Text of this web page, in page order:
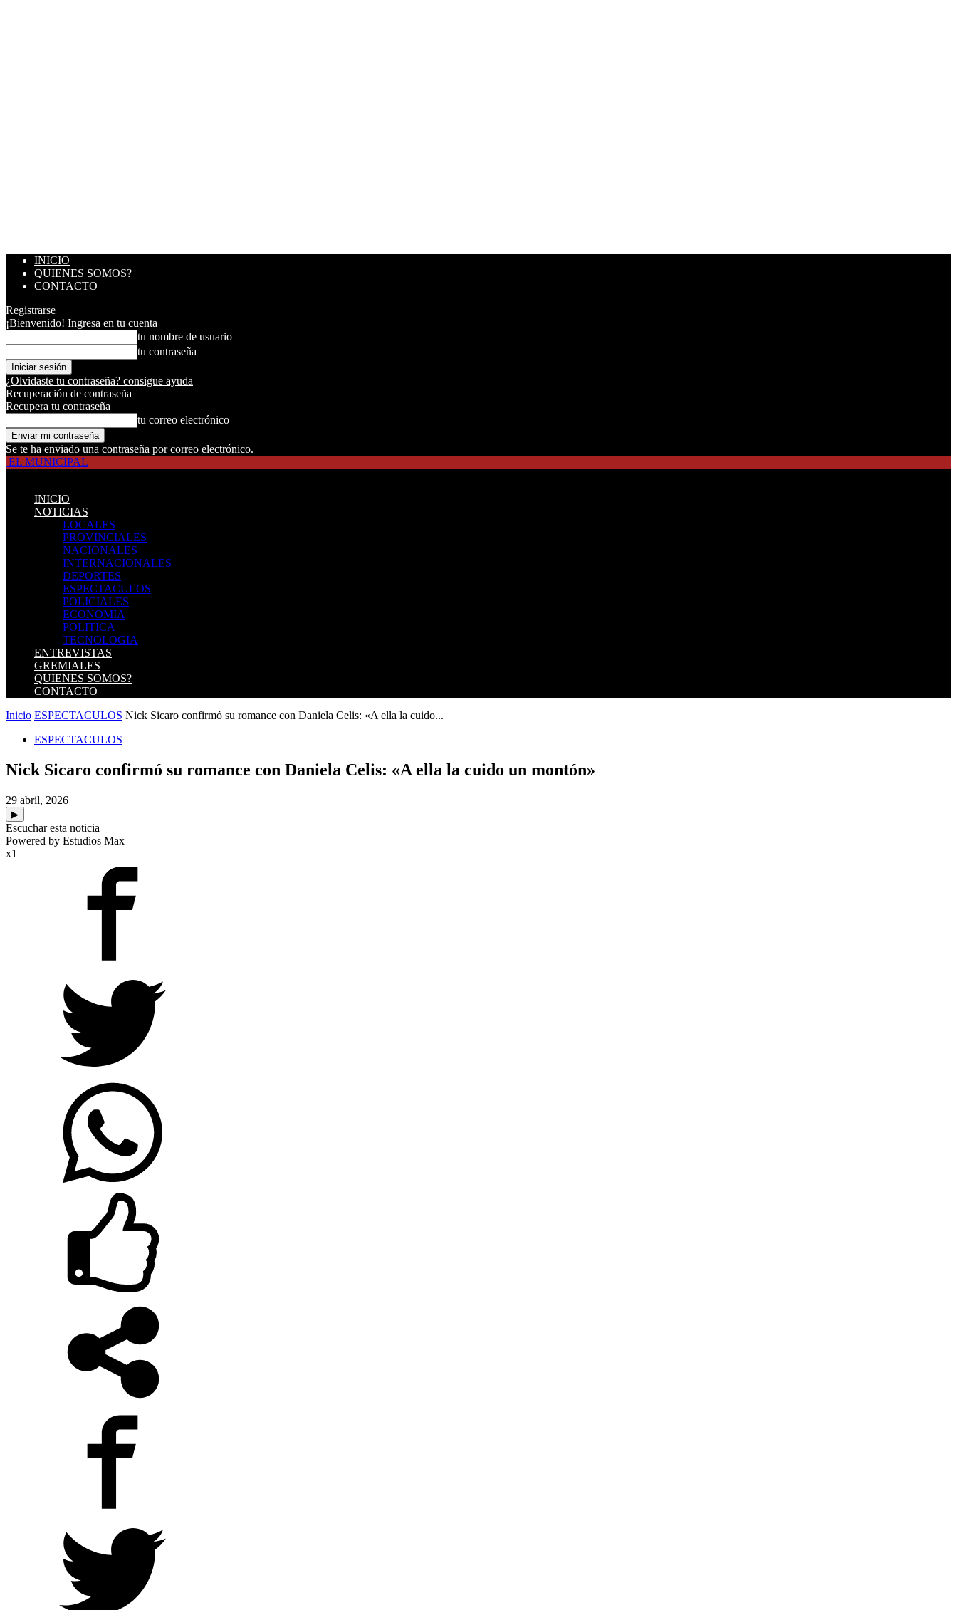
INICIO
QUIENES SOMOS?
CONTACTO
Registrarse
¡Bienvenido! Ingresa en tu cuenta
tu nombre de usuario
tu contraseña
¿Olvidaste tu contraseña? consigue ayuda
Recuperación de contraseña
Recupera tu contraseña
tu correo electrónico
Se te ha enviado una contraseña por correo electrónico.
EL MUNICIPAL
INICIO
NOTICIAS
LOCALES
PROVINCIALES
NACIONALES
INTERNACIONALES
DEPORTES
ESPECTACULOS
POLICIALES
ECONOMIA
POLITICA
TECNOLOGIA
ENTREVISTAS
GREMIALES
QUIENES SOMOS?
CONTACTO
Inicio ESPECTACULOS Nick Sicaro confirmó su romance con Daniela Celis: «A ella la cuido...
ESPECTACULOS
Nick Sicaro confirmó su romance con Daniela Celis: «A ella la cuido un montón»
29 abril, 2026
▶
Escuchar esta noticia
Powered by Estudios Max
x1